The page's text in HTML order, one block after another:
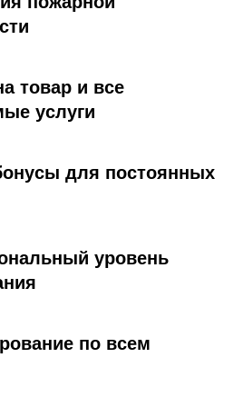
товар и все
услуги
для постоянных
уровень
по всем